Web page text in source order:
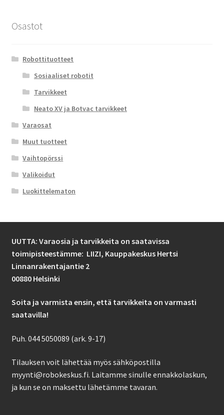
Sosiaaliset robotit
Tarvikkeet ja varaosat
Vaihtopörssi
Osastot
Robottituotteet
Sosiaaliset robotit
Tarvikkeet
Neato XV ja Botvac tarvikkeet
Varaosat
Muut tuotteet
Vaihtopörssi
Valikoidut
Luokittelematon
UUTTA: Varaosia ja tarvikkeita on saatavissa
toimipisteestämme: LIIZI, Kauppakeskus Hertsi
Linnanrakentajantie 2
00880 Helsinki
Soita ja varmista ensin, että tarvikkeita on varmasti
saatavilla!
Puh. 044 5050089 (ark. 9-17)
Tilauksen voit lähettää myös sähköpostilla
myynti@robokeskus.fi. Laitamme sinulle ennakkolaskun,
ja kun se on maksettu lähetämme tavaran.